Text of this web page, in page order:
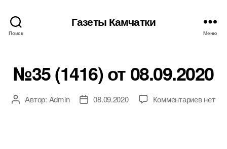
Поиск
Газеты Камчатки
Меню
№35 (1416) от 08.09.2020
АвторАвтор: Admin
Дата08.09.2020 Комментариевк
нет